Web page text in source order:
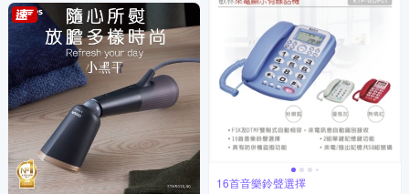
16首音樂鈴聲選擇